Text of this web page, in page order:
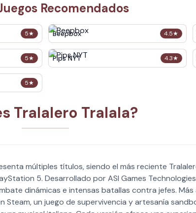
Recomendados
5★ 4.5★
Beepbox
5★ 4.3★
Pips NYT
5★
Tralalero Tralala?
múltiples títulos, siendo el más reciente
5. Desarrollado por ASI Games
dinámicas e intensas batallas contra jefes. Más
un juego de supervivencia y artesanía